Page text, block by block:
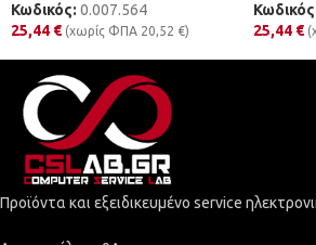
Κωδικός: 0.007.564
25,44 € (χωρίς ΦΠΑ 20,52 €)
25,44 €
Προϊόντα και εξειδικευμένο service